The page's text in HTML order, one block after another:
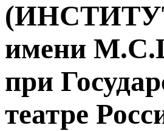
имени
при
театре